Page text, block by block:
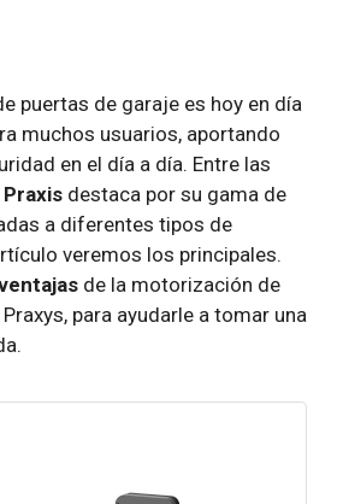
puertas de garaje es hoy en día
muchos usuarios, aportando
en el día a día. Entre las
Praxis destaca por su gama de
a diferentes tipos de
veremos los principales.
de la motorización de
para ayudarle a tomar una